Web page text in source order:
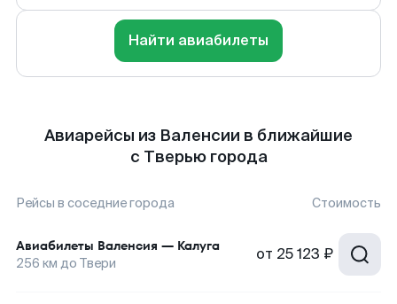
Найти авиабилеты
Авиарейсы из Валенсии в ближайшие
с Тверью города
Рейсы в соседние города Стоимость
Авиабилеты Валенсия — Калуга
256 км до Твери от 25 123 ₽